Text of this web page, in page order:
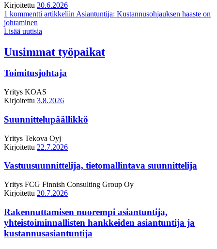
Kirjoitettu 30.6.2026
1 kommentti artikkeliin Asiantuntija: Kustannusohjauksen haaste on
johtaminen
Lisää uutisia
Uusimmat työpaikat
Toimitusjohtaja
Yritys KOAS
Kirjoitettu 3.8.2026
Suunnittelupäällikkö
Yritys Tekova Oyj
Kirjoitettu 22.7.2026
Vastuusuunnittelija, tietomallintava suunnittelija
Yritys FCG Finnish Consulting Group Oy
Kirjoitettu 20.7.2026
Rakennuttamisen nuorempi asiantuntija,
yhteistoiminnallisten hankkeiden asiantuntija ja
kustannusasiantuntija